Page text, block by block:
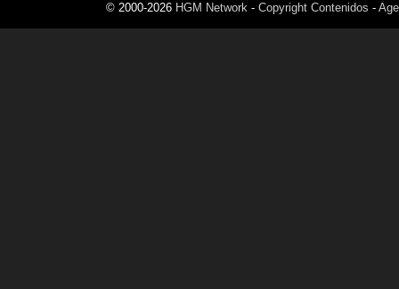
© 2000-2026 HGM Network- Copyright Contenidos -